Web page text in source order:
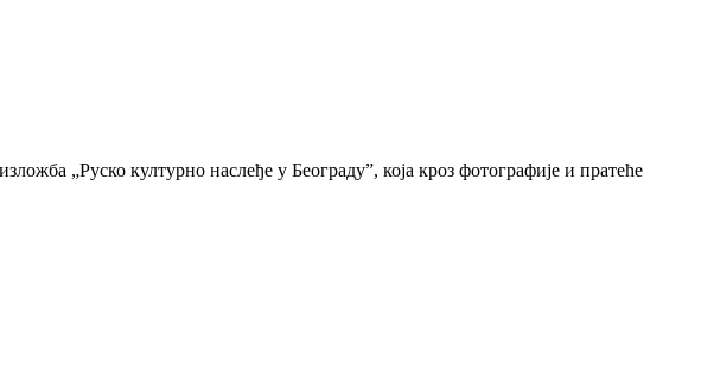
„Руско културно наслеђе у Београду”, која кроз фотографије и пратеће